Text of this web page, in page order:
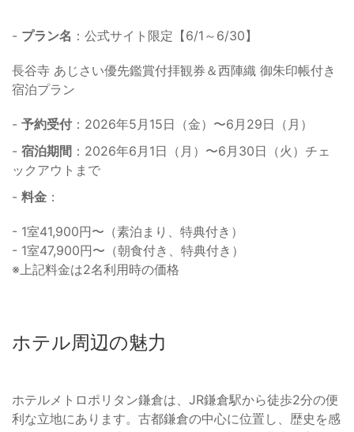
- プラン名 ：公式サイト限定【6/1～6/30】
長谷寺 あじさい優先鑑賞付拝観券＆西陣織 御朱印帳付き
宿泊プラン
- 予約受付：2026年5月15日（金）〜6月29日（月）
- 宿泊期間 ：2026年6月1日（月）〜6月30日（火）チェ
ックアウトまで
- 料金 ：
- 1室41,900円〜（素泊まり、特典付き）
- 1室47,900円〜（朝食付き、特典付き）
※上記料金は2名利用時の価格
ホテル周辺の魅力
ホテルメトロポリタン鎌倉は、JR鎌倉駅から徒歩2分の便
利な立地にあります。古都鎌倉の中心に位置し、歴史を感